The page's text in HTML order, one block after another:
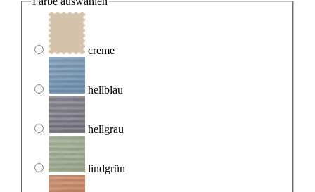
creme
hellblau
hellgrau
lindgrün